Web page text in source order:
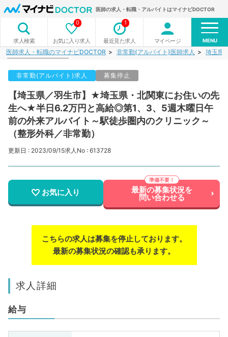
医師の求人・転職・アルバイトはマイナビDOCTOR
求人検索 お気に入り求人
0
最近見た求人
1
マイページ MENU
医師求人・転職のマイナビDOCTOR 非常勤(アルバイト)医師求人 埼玉県
非常勤(アルバイト)求人 募集停止
【埼玉県／羽生市】★埼玉県・北関東にお住いの先
生へ★半日6.2万円と高給◎第1、3、5週木曜日午
前の外来アルバイト～駅徒歩圏内のクリニック～
（整形外科／非常勤）
更新日 : 2023/09/15求人No : 613728
お気に入り 最新の募集状況を
問い合わせる
こちらの求人は募集を停止しております。
最新の募集状況の確認も承ります。
求人詳細
給与